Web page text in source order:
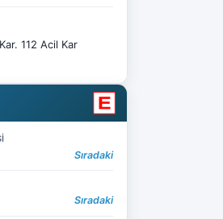
112 Acil Kar
Sıradaki
Sıradaki